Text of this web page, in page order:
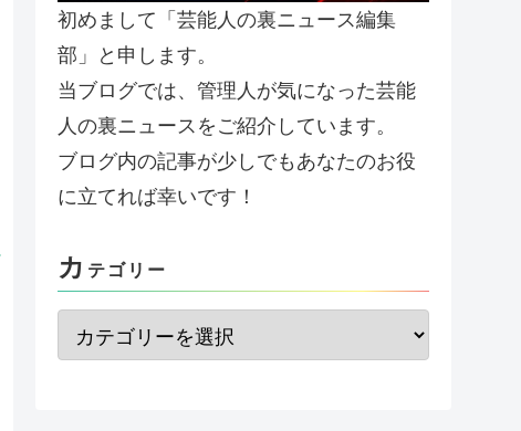
初めまして「芸能人の裏ニュース編集
部」と申します。
当ブログでは、管理人が気になった芸能
人の裏ニュースをご紹介しています。
ブログ内の記事が少しでもあなたのお役
に立てれば幸いです！
カ テゴリー